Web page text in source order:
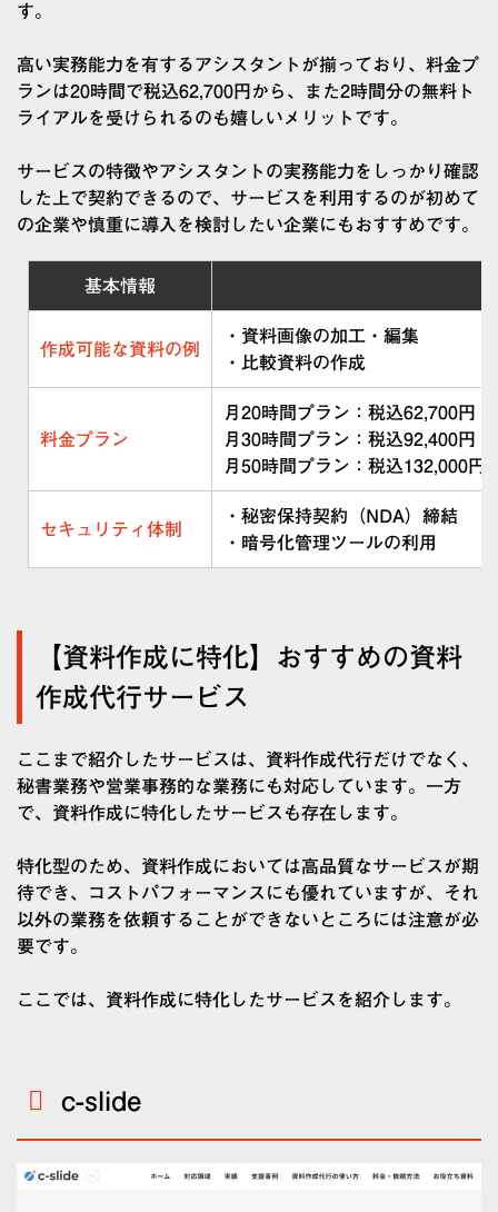
す。
高い実務能力を有するアシスタントが揃っており、料金プ
ランは20時間で税込62,700円から、また2時間分の無料ト
ライアルを受けられるのも嬉しいメリットです。
サービスの特徴やアシスタントの実務能力をしっかり確認
した上で契約できるので、サービスを利用するのが初めて
の企業や慎重に導入を検討したい企業にもおすすめです。
基本情報
作成可能な資料の例
・資料画像の加工・編集
・比較資料の作成
料金プラン
月20時間プラン：税込62,700円
月30時間プラン：税込92,400円
月50時間プラン：税込132,000円
セキュリティ体制
・秘密保持契約（NDA）締結
・暗号化管理ツールの利用
【資料作成に特化】おすすめの資料
作成代行サービス
ここまで紹介したサービスは、資料作成代行だけでなく、
秘書業務や営業事務的な業務にも対応しています。一方
で、資料作成に特化したサービスも存在します。
特化型のため、資料作成においては高品質なサービスが期
待でき、コストパフォーマンスにも優れていますが、それ
以外の業務を依頼することができないところには注意が必
要です。
ここでは、資料作成に特化したサービスを紹介します。
c-slide